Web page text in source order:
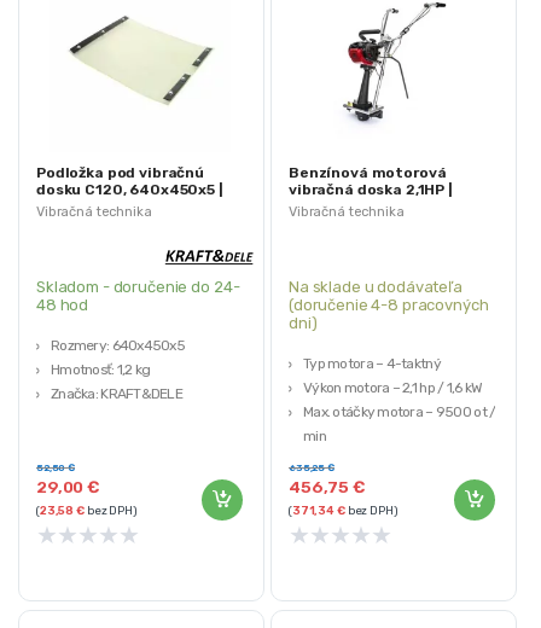
Vibračná technika
Podložka pod vibračnú
dosku C120, 640x450x5 |
KD1187
Skladom - doručenie do 24-
48 hod
Rozmery: 640x450x5
Hmotnosť: 1,2 kg
Značka: KRAFT&DELE
29,00€
52,50€
(23,58€bez DPH)
★★★★★
Vibračná technika
Benzínová motorová
vibračná doska 2,1HP |
KD175
Na sklade u dodávateľa
(doručenie 4-8 pracovných
dni)
Typ motora – 4-taktný
Výkon motora – 2,1 hp / 1,6 kW
Max. otáčky motora – 9500 ot /
min
Výrobca: Kraft&Dele
456,75€
635,25€
(371,34€bez DPH)
★★★★★